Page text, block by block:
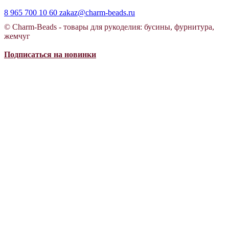
8 965 700 10 60 zakaz@charm-beads.ru
© Charm-Beads - товары для рукоделия: бусины, фурнитура,
жемчуг
Подписаться на новинки